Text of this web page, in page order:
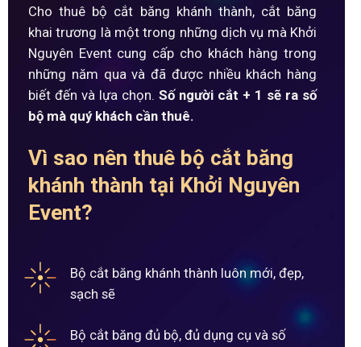
Cho thuê bộ cắt băng khánh thành, cắt băng
khai trương là một trong những dịch vụ mà Khởi
Nguyên Event cung cấp cho khách hàng trong
những năm qua và đã được nhiều khách hàng
biết đến và lựa chọn. Số người cắt + 1 sẽ ra số
bộ mà quý khách cần thuê.
Vì sao nên thuê bộ cắt băng
khánh thành tại Khởi Nguyên
Event?
Bộ cắt băng khánh thành luôn mới, đẹp,
sạch sẽ
Bộ cắt băng đủ bộ, đủ dụng cụ và số